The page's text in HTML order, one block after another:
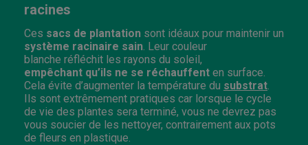
racines
Ces sacs de plantation sont idéaux pour maintenir un
système racinaire sain . Leur couleur
blanche réfléchit les rayons du soleil,
empêchant qu’ils ne se réchauffent en surface.
Cela évite d’augmenter la température du substrat
Ils sont extrêmement pratiques car lorsque le cycle
de vie des plantes sera terminé, vous ne devrez pas
vous soucier de les nettoyer, contrairement aux pots
de fleurs en plastique.